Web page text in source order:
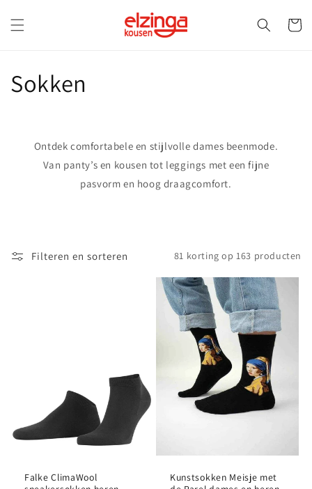
content
C
t
Sokken
Ontdek comfortabele en stijlvolle dames beenmode.
Van panty’s en kousen tot leggings met een fijne
pasvorm en hoog draagcomfort.
Filteren en sorteren 81 korting op 163 producten
Falke ClimaWool
Kunstsokken Meisje met